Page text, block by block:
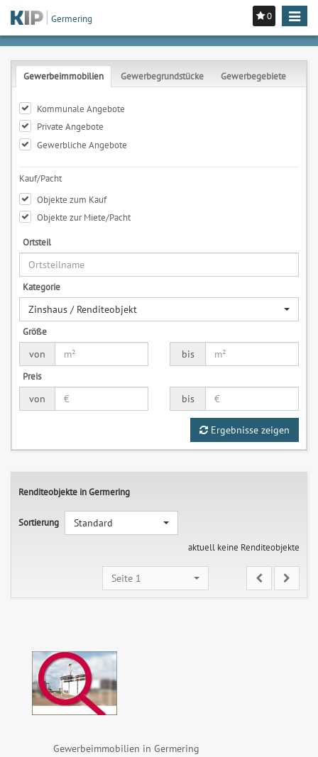
0
Toggle
Germering
Gewerbeimmobilien Gewerbegrundstücke Gewerbegebiete
Kommunale Angebote
Private Angebote
Gewerbliche Angebote
Kauf/Pacht
Objekte zum Kauf
Objekte zur Miete/Pacht
Ortsteil
Kategorie
Zinshaus / Renditeobjekt
Größe
von
bis
Preis
von
bis
Ergebnisse zeigen
Renditeobjekte in Germering
Sortierung
Standard
aktuell keine Renditeobjekte
Seite 1
Gewerbeimmobilien in Germering